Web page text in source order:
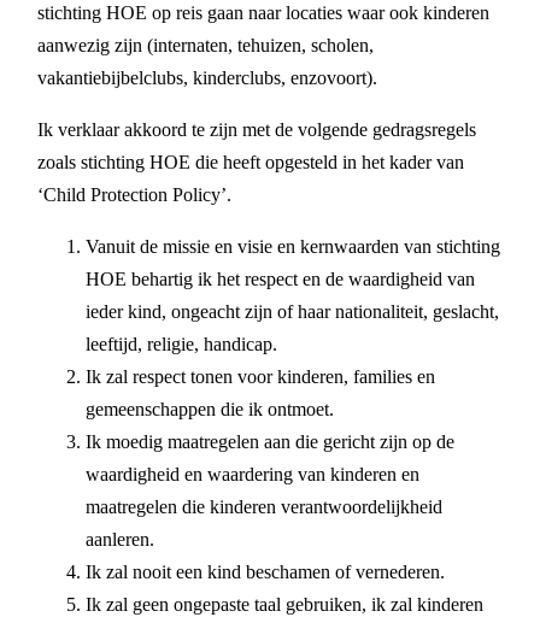
stichting HOE op reis gaan naar locaties waar ook kinderen
aanwezig zijn (internaten, tehuizen, scholen,
vakantiebijbelclubs, kinderclubs, enzovoort).
Ik verklaar akkoord te zijn met de volgende gedragsregels
zoals stichting HOE die heeft opgesteld in het kader van
‘Child Protection Policy’.
Vanuit de missie en visie en kernwaarden van stichting
HOE behartig ik het respect en de waardigheid van
ieder kind, ongeacht zijn of haar nationaliteit, geslacht,
leeftijd, religie, handicap.
Ik zal respect tonen voor kinderen, families en
gemeenschappen die ik ontmoet.
Ik moedig maatregelen aan die gericht zijn op de
waardigheid en waardering van kinderen en
maatregelen die kinderen verantwoordelijkheid
aanleren.
Ik zal nooit een kind beschamen of vernederen.
Ik zal geen ongepaste taal gebruiken, ik zal kinderen